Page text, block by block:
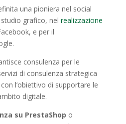
una pioniera nel social
grafico, nel realizzazione
e per il
consulenza per le
di consulenza strategica
l’obiettivo di supportare le
digitale.
su PrestaShop o